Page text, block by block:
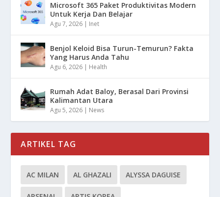
Microsoft 365 Paket Produktivitas Modern
Untuk Kerja Dan Belajar
Agu 7, 2026 | Inet
Benjol Keloid Bisa Turun-Temurun? Fakta
Yang Harus Anda Tahu
Agu 6, 2026 | Health
Rumah Adat Baloy, Berasal Dari Provinsi
Kalimantan Utara
Agu 5, 2026 | News
ARTIKEL TAG
AC MILAN AL GHAZALI ALYSSA DAGUISE